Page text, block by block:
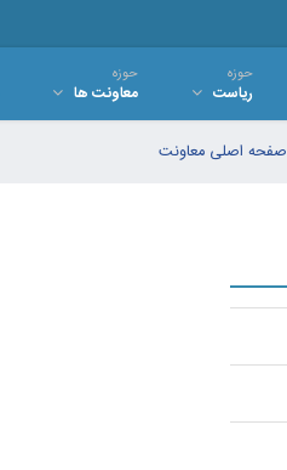
حوزه
ریاست
حوزه
معاونت ها
صفحه اصلی معاونت